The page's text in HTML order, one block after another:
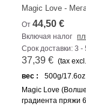
Magic Love -
От 44,50 €
Включая налог
Срок доставки: 3 -
37,39 € (tax
вес :
500g/17.6oz
Magic Love
градиента пряжи